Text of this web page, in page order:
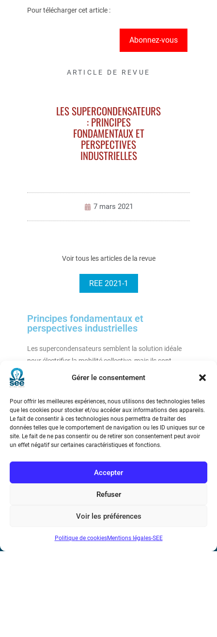
Gérer le consentement
Pour offrir les meilleures expériences, nous utilisons des technologies telles
que les cookies pour stocker et/ou accéder aux informations des appareils.
Le fait de consentir à ces technologies nous permettra de traiter des
données telles que le comportement de navigation ou les ID uniques sur ce
site. Le fait de ne pas consentir ou de retirer son consentement peut avoir
un effet négatif sur certaines caractéristiques et fonctions.
Accepter
Refuser
Voir les préférences
Politique de cookiesMentions légales-SEE
Pour télécharger cet article :
Abonnez-vous
ARTICLE DE REVUE
LES SUPERCONDENSATEURS
: PRINCIPES
FONDAMENTAUX ET
PERSPECTIVES
INDUSTRIELLES
7 mars 2021
Voir tous les articles de la revue
REE 2021-1
Principes fondamentaux et
perspectives industrielles
Les supercondensateurs semblent la solution idéale
pour électrifier la mobilité collective, mais ils sont
aujourd’hui remplacés par des batteries. Afin de
le fonctionnement et l’état de l’art des
supercondensateurs avant de discuter
des applications, avec un focus sur la mobilité
électrique.
Société de l’Electricité, de l’Electronique et des Technologies